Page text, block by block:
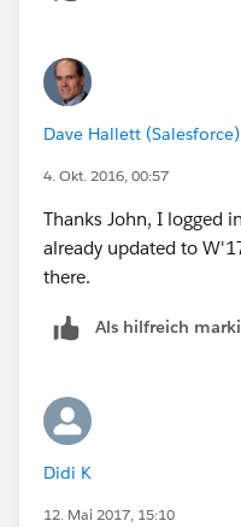
Dave Hallett (Salesforce)
4. Okt. 2016, 00:57
Thanks John, I logged
already updated to
there.
Als hilfreich
Didi K
12. Mai 2017, 15:10